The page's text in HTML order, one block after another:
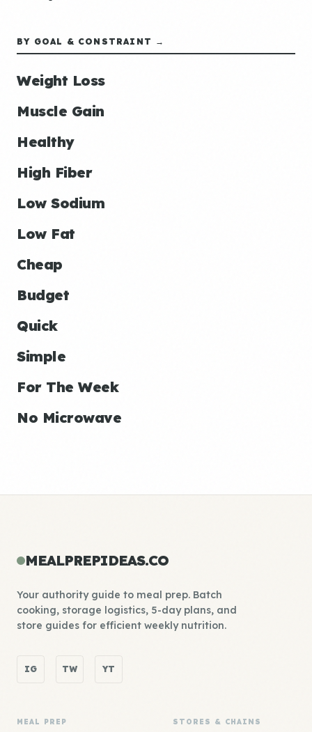
BY GOAL & CONSTRAINT →
Weight Loss
Muscle Gain
Healthy
High Fiber
Low Sodium
Low Fat
Cheap
Budget
Quick
Simple
For The Week
No Microwave
MEALPREPIDEAS.CO
Your authority guide to meal prep. Batch
cooking, storage logistics, 5-day plans, and
store guides for efficient weekly nutrition.
IG TW YT
MEAL PREP STORES & CHAINS